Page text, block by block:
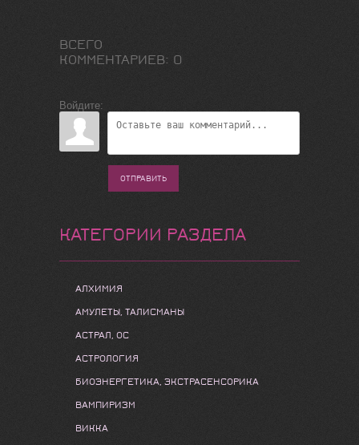
ВСЕГО
КОММЕНТАРИЕВ: 0
Войдите:
ОТПРАВИТЬ
КАТЕГОРИИ РАЗДЕЛА
АЛХИМИЯ
АМУЛЕТЫ, ТАЛИСМАНЫ
АСТРАЛ, ОС
АСТРОЛОГИЯ
БИОЭНЕРГЕТИКА, ЭКСТРАСЕНСОРИКА
ВАМПИРИЗМ
ВИККА